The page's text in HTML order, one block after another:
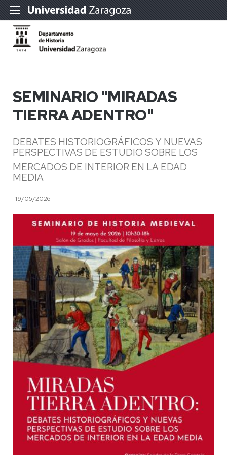
SEMINARIO "MIRADAS
TIERRA ADENTRO"
DEBATES HISTORIOGRÁFICOS Y NUEVAS
PERSPECTIVAS DE ESTUDIO SOBRE LOS
MERCADOS DE INTERIOR EN LA EDAD
MEDIA
19/05/2026